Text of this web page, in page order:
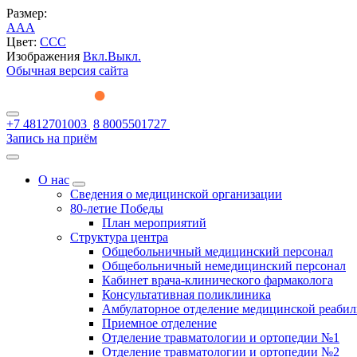
Размер:
AAA
Цвет: CCC
Изображения Вкл.Выкл.
Обычная версия сайта
+7 4812701003 8 8005501727
Запись на приём
О нас
Сведения о медицинской организации
80-летие Победы
План мероприятий
Структура центра
Общебольничный медицинский персонал
Общебольничный немедицинский персонал
Кабинет врача-клинического фармаколога
Консультативная поликлиника
Амбулаторное отделение медицинской
Приемное отделение
Отделение травматологии и ортопедии №1
Отделение травматологии и ортопедии №2